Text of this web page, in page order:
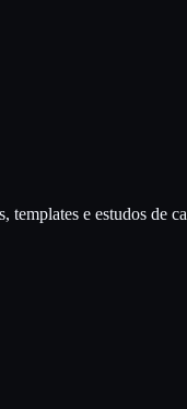
e estudos de